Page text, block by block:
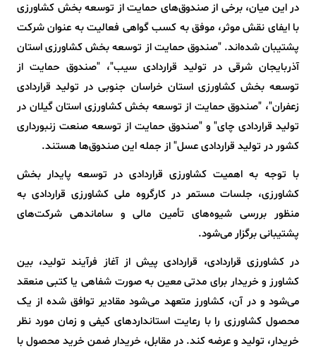
در این میان، برخی از صندوق‌های حمایت از توسعه بخش کشاورزی
با ایفای نقش موثر، موفق به کسب گواهی فعالیت به عنوان شرکت
پشتیبان شده‌اند. "صندوق حمایت از توسعه بخش کشاورزی استان
آذربایجان شرقی در تولید قراردادی سیب"، "صندوق حمایت از
توسعه بخش کشاورزی استان خراسان جنوبی در تولید قراردادی
زعفران"، "صندوق حمایت از توسعه بخش کشاورزی استان گیلان در
تولید قراردادی چای" و "صندوق حمایت از توسعه صنعت زنبورداری
کشور در تولید قراردادی عسل" از جمله این صندوق‌ها هستند.
با توجه به اهمیت کشاورزی قراردادی در توسعه پایدار بخش
کشاورزی، جلسات مستمر در کارگروه ملی کشاورزی قراردادی به
منظور بررسی شیوه‌های تأمین مالی و ساماندهی شرکت‌های
پشتیبانی برگزار می‌شود.
در کشاورزی قراردادی، قراردادی پیش از آغاز فرآیند تولید، بین
کشاورز و خریدار برای مدتی معین به صورت شفاهی یا کتبی منعقد
می‌شود و در آن، کشاورز متعهد می‌شود مقادیر توافق شده از یک
محصول کشاورزی را با رعایت استانداردهای کیفی و زمان مورد نظر
خریدار، تولید و عرضه کند. در مقابل، خریدار ضمن خرید محصول با